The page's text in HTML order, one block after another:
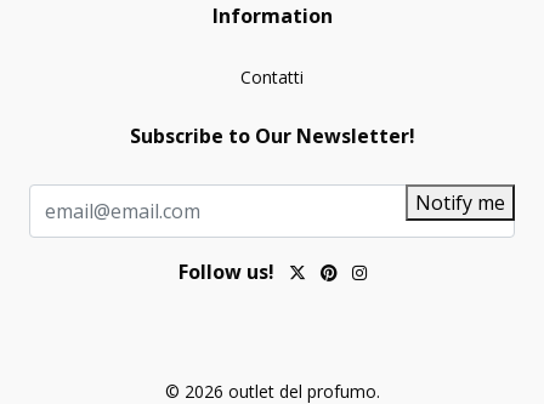
Information
Contatti
Subscribe to Our Newsletter!
Notify me
Follow us!
© 2026 outlet del profumo.